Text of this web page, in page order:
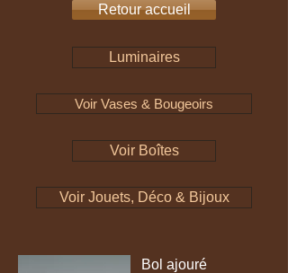
Retour accueil
Luminaires
Voir Vases & Bougeoirs
Voir Boîtes
Voir Jouets, Déco & Bijoux
Bol ajouré